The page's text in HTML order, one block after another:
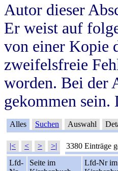
Autor dieser
Er weist auf
von einer Kopie
zweifelsfreie
worden. Bei der
gekommen
Alles Suchen Auswahl
|< < > >| 3380 Einträge
Lfd-
Seite im
Lfd-Nr im